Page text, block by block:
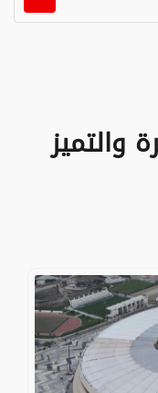
والتميز